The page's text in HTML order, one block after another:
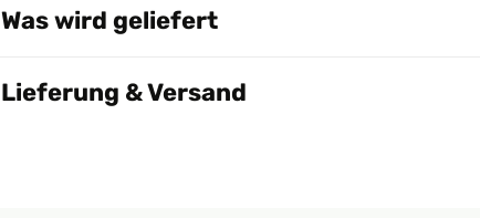
Was wird geliefert
Lieferung & Versand